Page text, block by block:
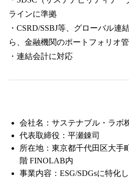
ラインに準拠
・CSRD/SSBJ等、グローバル連
ら、金融機関のポートフォリオ
・連結会計に対応
会社名：サステナブル・ラボ
代表取締役：平瀬錬司
所在地：東京都千代田区大手
階 FINOLAB内
事業内容：ESG/SDGsに特化